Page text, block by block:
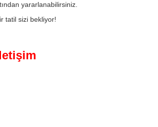
yararlanabilirsiniz.
tatil sizi bekliyor!